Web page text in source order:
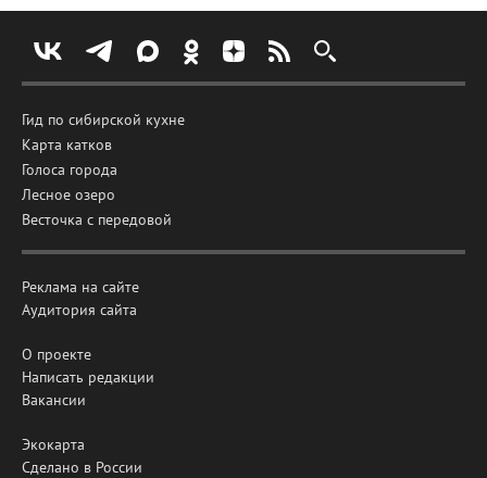
Гид по сибирской кухне
Карта катков
Голоса города
Лесное озеро
Весточка с передовой
Реклама на сайте
Аудитория сайта
О проекте
Написать редакции
Вакансии
Экокарта
Сделано в России